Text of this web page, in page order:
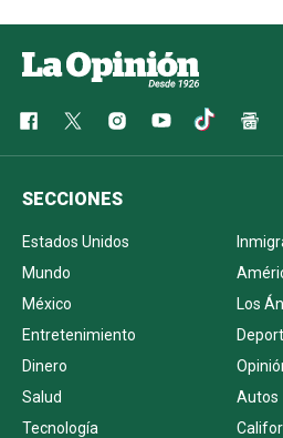
SECCIONES
Estados Unidos
Mundo
México
Los
Entretenimiento
Dinero
Salud
Autos
Tecnología